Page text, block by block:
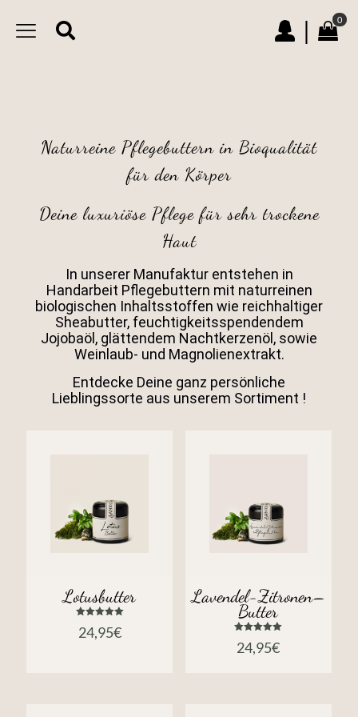
| 0
Naturreine Pflegebuttern in Bioqualität
für den Körper
Deine luxuriöse Pflege für sehr trockene
Haut
In unserer Manufaktur entstehen in
Handarbeit Pflegebuttern mit naturreinen
biologischen Inhaltsstoffen wie reichhaltiger
Sheabutter, feuchtigkeitsspendendem
Jojobaöl, glättendem Nachtkerzenöl, sowie
Weinlaub- und Magnolienextrakt.
Entdecke Deine ganz persönliche
Lieblingssorte aus unserem Sortiment !
Lotusbutter
mit
5.00
24,95€
Lavendel-Zitronen–
Butter
mit
5.00
24,95€